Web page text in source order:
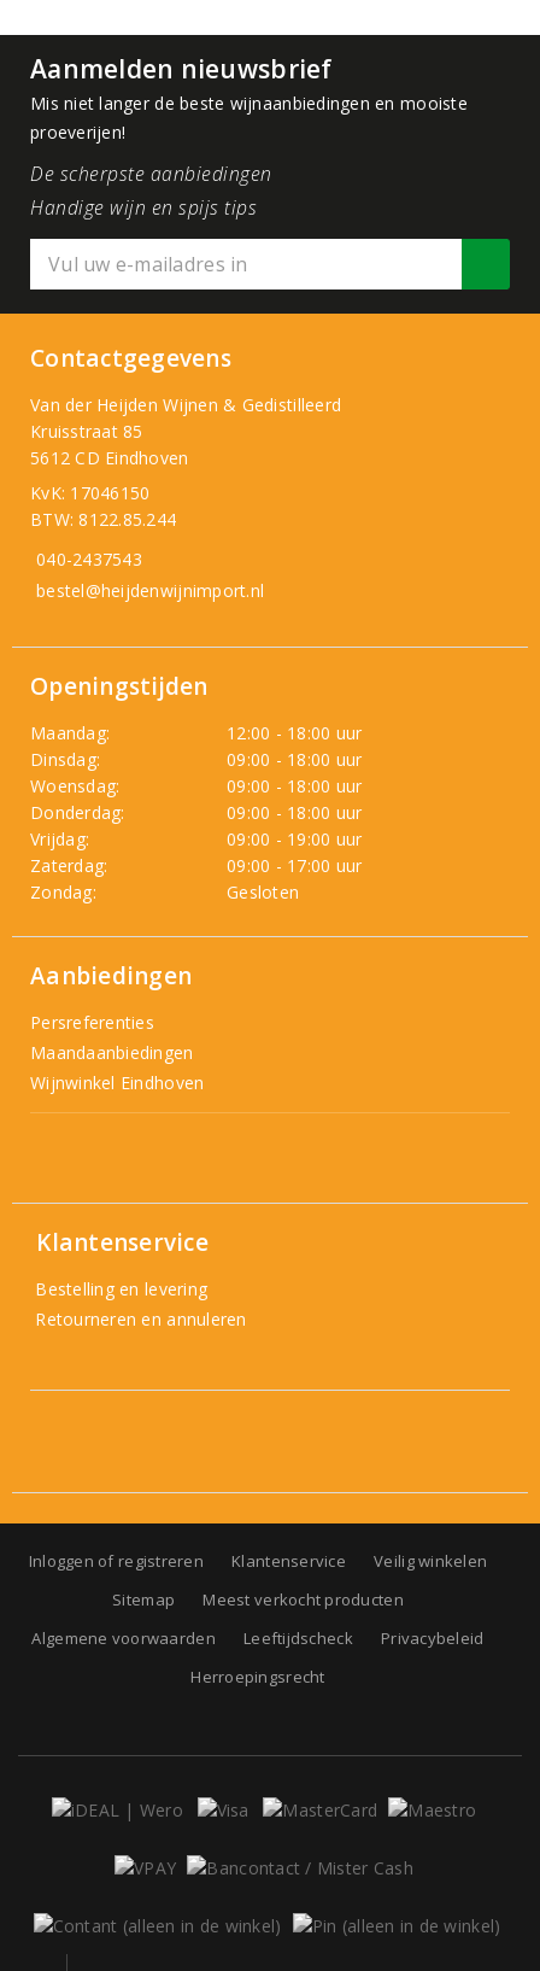
Aanmelden nieuwsbrief
Mis niet langer de beste wijnaanbiedingen en mooiste
proeverijen!
De scherpste aanbiedingen
Handige wijn en spijs tips
Contactgegevens
Van der Heijden Wijnen & Gedistilleerd
Kruisstraat 85
5612 CD Eindhoven
KvK: 17046150
BTW: 8122.85.244
040-2437543
bestel@heijdenwijnimport.nl
Openingstijden
Maandag:
12:00 - 18:00 uur
Dinsdag:
09:00 - 18:00 uur
Woensdag:
09:00 - 18:00 uur
Donderdag:
09:00 - 18:00 uur
Vrijdag:
09:00 - 19:00 uur
Zaterdag:
09:00 - 17:00 uur
Zondag:
Gesloten
Aanbiedingen
Persreferenties
Maandaanbiedingen
Wijnwinkel Eindhoven
Klantenservice
Bestelling en levering
Retourneren en annuleren
Inloggen of registreren Klantenservice
Veilig winkelen
Sitemap
Meest verkocht producten
Algemene voorwaarden
Leeftijdscheck
Privacybeleid
Herroepingsrecht